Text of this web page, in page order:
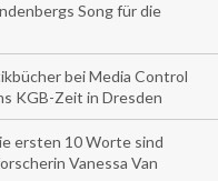
Song für die
bei Media Control
KGB-Zeit in Dresden
ersten 10 Worte sind
Vanessa Van